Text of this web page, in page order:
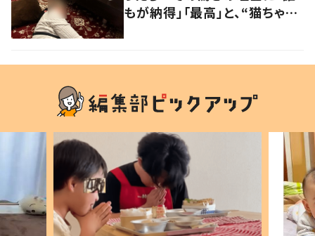
もが納得」「最高」と、“猫ちゃん